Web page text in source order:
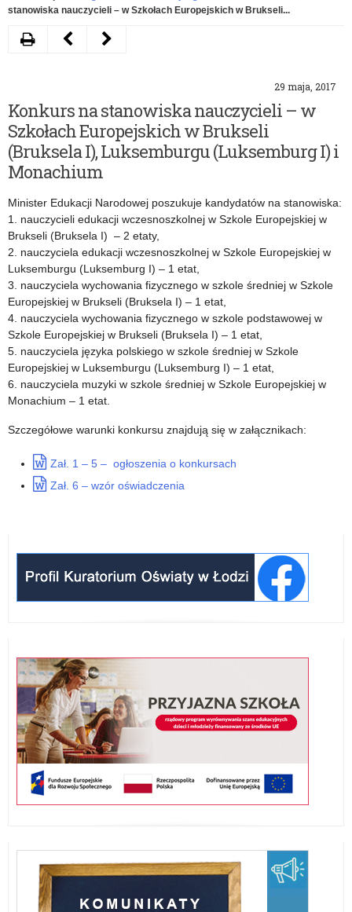
stanowiska nauczycieli – w Szkołach Europejskich w Brukseli...
29 maja, 2017
Konkurs na stanowiska nauczycieli – w
Szkołach Europejskich w Brukseli
(Bruksela I), Luksemburgu (Luksemburg I) i
Monachium
Minister Edukacji Narodowej poszukuje kandydatów na stanowiska:
1. nauczycieli edukacji wczesnoszkolnej w Szkole Europejskiej w
Brukseli (Bruksela I) – 2 etaty,
2. nauczyciela edukacji wczesnoszkolnej w Szkole Europejskiej w
Luksemburgu (Luksemburg I) – 1 etat,
3. nauczyciela wychowania fizycznego w szkole średniej w Szkole
Europejskiej w Brukseli (Bruksela I) – 1 etat,
4. nauczyciela wychowania fizycznego w szkole podstawowej w
Szkole Europejskiej w Brukseli (Bruksela I) – 1 etat,
5. nauczyciela języka polskiego w szkole średniej w Szkole
Europejskiej w Luksemburgu (Luksemburg I) – 1 etat,
6. nauczyciela muzyki w szkole średniej w Szkole Europejskiej w
Monachium – 1 etat.
Szczegółowe warunki konkursu znajdują się w załącznikach:
Zał. 1 – 5 – ogłoszenia o konkursach
Zał. 6 – wzór oświadczenia
DrukujNastępny
dla
dyrektorów
gimnazjów
i
szkół
podstawowych
dotycząca
organizacji
pracy
szkół
w
szkolnym
2017/2018
Poprzedni
„Papież
Słowianin”
–
wyniki
etapu
ogólnopolskiego
i
zaproszenie
na
galę